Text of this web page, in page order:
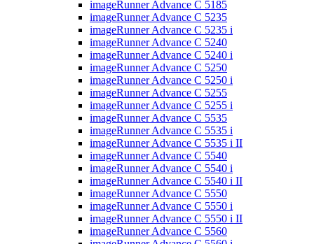
imageRunner Advance C 5185
imageRunner Advance C 5235
imageRunner Advance C 5235 i
imageRunner Advance C 5240
imageRunner Advance C 5240 i
imageRunner Advance C 5250
imageRunner Advance C 5250 i
imageRunner Advance C 5255
imageRunner Advance C 5255 i
imageRunner Advance C 5535
imageRunner Advance C 5535 i
imageRunner Advance C 5535 i II
imageRunner Advance C 5540
imageRunner Advance C 5540 i
imageRunner Advance C 5540 i II
imageRunner Advance C 5550
imageRunner Advance C 5550 i
imageRunner Advance C 5550 i II
imageRunner Advance C 5560